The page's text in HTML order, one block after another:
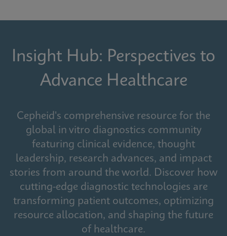
Insight Hub: Perspectives to
Advance Healthcare
Cepheid's comprehensive resource for the
global in vitro diagnostics community
featuring clinical evidence, thought
leadership, research advances, and impact
stories from around the world. Discover how
cutting-edge diagnostic technologies are
transforming patient outcomes, optimizing
resource allocation, and shaping the future
of healthcare.